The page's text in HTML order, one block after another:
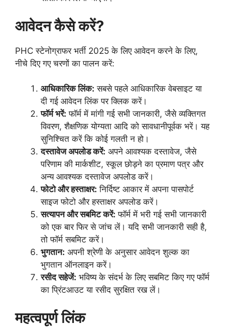
आवेदन कैसे करें?
PHC स्टेनोग्राफर भर्ती 2025 के लिए आवेदन करने के लिए,
नीचे दिए गए चरणों का पालन करें:
आधिकारिक लिंक: सबसे पहले आधिकारिक वेबसाइट या
दी गई आवेदन लिंक पर क्लिक करें।
फॉर्म भरें: फॉर्म में मांगी गई सभी जानकारी, जैसे व्यक्तिगत
विवरण, शैक्षणिक योग्यता आदि को सावधानीपूर्वक भरें। यह
सुनिश्चित करें कि कोई गलती न हो।
दस्तावेज अपलोड करें: अपने आवश्यक दस्तावेज, जैसे
परिणाम की मार्कशीट, स्कूल छोड़ने का प्रमाण पत्र और
अन्य आवश्यक दस्तावेज अपलोड करें।
फोटो और हस्ताक्षर: निर्दिष्ट आकार में अपना पासपोर्ट
साइज फोटो और हस्ताक्षर अपलोड करें।
सत्यापन और सबमिट करें: फॉर्म में भरी गई सभी जानकारी
को एक बार फिर से जांच लें। यदि सभी जानकारी सही है,
तो फॉर्म सबमिट करें।
भुगतान: अपनी श्रेणी के अनुसार आवेदन शुल्क का
भुगतान ऑनलाइन करें।
रसीद सहेजें: भविष्य के संदर्भ के लिए सबमिट किए गए फॉर्म
का प्रिंटआउट या रसीद सुरक्षित रख लें।
महत्वपूर्ण लिंक